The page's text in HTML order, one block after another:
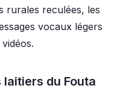
rurales reculées, les
vocaux légers
du Fouta